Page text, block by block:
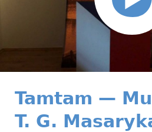
Tamtam —
T. G.